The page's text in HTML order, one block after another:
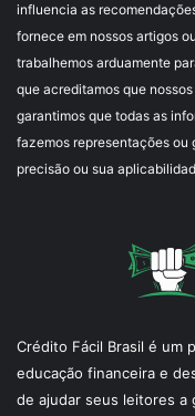
influencia as
fornece em nossos artigos
trabalhemos arduamente
que acreditamos que
garantimos que todas as
fazemos representações ou
precisão ou sua
Crédito Fácil Brasil é um
educação financeira e
de ajudar seus leitores a